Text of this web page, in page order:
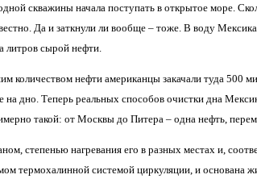
скважины начала поступать в открытое море.
Да и заткнули ли вообще – тоже. В воду
литров сырой нефти.
количеством нефти американцы закачали туда 500
на дно. Теперь реальных способов очистки дна
такой: от Москвы до Питера – одна нефть,
степенью нагревания его в разных местах и,
термохалинной системой циркуляции, и основана